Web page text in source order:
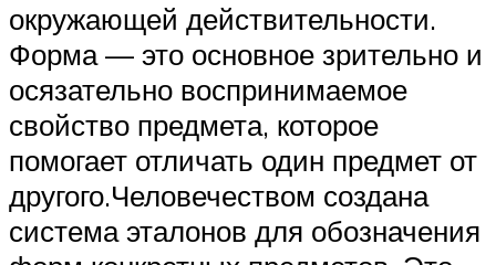
окружающей действительности.
Форма — это основное зрительно и
осязательно воспринимаемое
свойство предмета, которое
помогает отличать один предмет от
другого.Человечеством создана
система эталонов для обозначения